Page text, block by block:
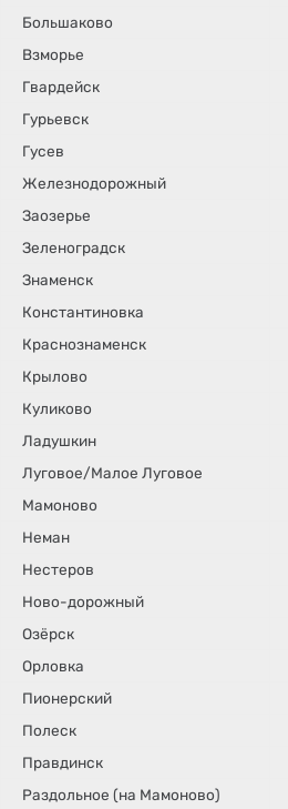
Большаково
Взморье
Гвардейск
Гурьевск
Гусев
Железнодорожный
Заозерье
Зеленоградск
Знаменск
Константиновка
Краснознаменск
Крылово
Куликово
Ладушкин
Луговое/Малое Луговое
Мамоново
Неман
Нестеров
Ново-дорожный
Озёрск
Орловка
Пионерский
Полеск
Правдинск
Раздольное (на Мамоново)